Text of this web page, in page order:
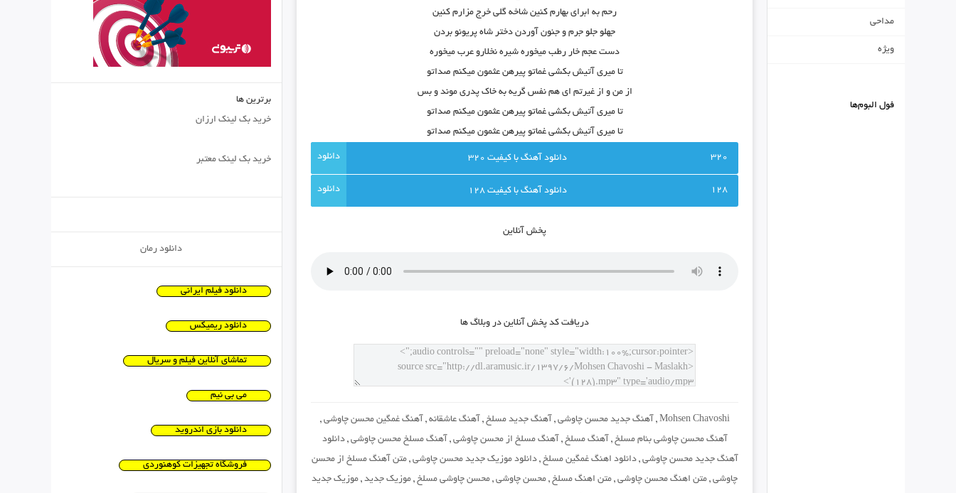
رحم به ابرای بهارم کنین شاخه گلی خرج مزارم کنین
جهلو جلو جرم و جنون آوردن دختر شاه پریونو بردن
دست عجم خار رطب میخوره شیره نخلارو عرب میخوره
تا میری آتیش بکشی غماتو پیرهن عثمون میکنم صداتو
از من و از غیرتم ای هم نفس گریه به خاک پدری موند و بس
تا میری آتیش بکشی غماتو پیرهن عثمون میکنم صداتو
تا میری آتیش بکشی غماتو پیرهن عثمون میکنم صداتو
320 دانلود آهنگ با کيفيت 320
128 دانلود آهنگ با کيفيت 128
پخش آنلاين
دريافت کد پخش آنلاين در وبلاگ ها
Mohsen Chavoshi
, آهنگ جدید محسن چاوشی , آهنگ جدید مسلخ , آهنگ عاشقانه , آهنگ غمگین محسن چاوشی ,
آهنگ محسن چاوشی بنام مسلخ , آهنگ مسلخ , آهنگ مسلخ از محسن چاوشی , آهنگ مسلخ محسن چاوشی ,دانلود
آهنگ جدید محسن چاوشی ,دانلود اهنگ غمگین مسلخ ,دانلود موزیک جدید محسن چاوشی ,متن آهنگ مسلخ از محسن
چاوشی, متن اهنگ محسن چاوشی, متن اهنگ مسلخ, محسن چاوشی, محسن چاوشی مسلخ, موزیک جدید, موزیک جدید
مداحی
ویژه
فول البوم‌ها
برترین ها
خرید بک لینک ارزان
خرید بک لینک معتبر
دانلود رمان
دانلود فیلم ایرانی
دانلود ریمیکس
تماشای آنلاین فیلم و سریال
می بی نیم
دانلود بازی اندروید
فروشگاه تجهیزات کوهنوردی